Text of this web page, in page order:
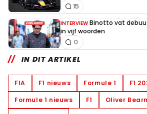
15
INTERVIEW Binotto vat
in vijf woorden
0
IN DIT ARTIKEL
FIA F1 nieuws Formule 1
F1
Formule 1 nieuws
F1
Oliver